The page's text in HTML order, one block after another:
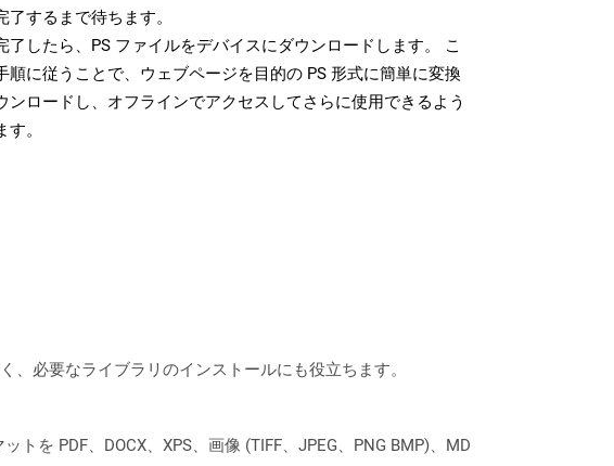
了するまで待ちます。
了したら、PS ファイルをデバイスにダウンロードします。 こ
順に従うことで、ウェブページを目的の PS 形式に簡単に変換
ンロードし、オフラインでアクセスしてさらに使用できるよう
す。
必要なライブラリのインストールにも役立ちます。
を PDF、DOCX、XPS、画像 (TIFF、JPEG、PNG BMP)、MD